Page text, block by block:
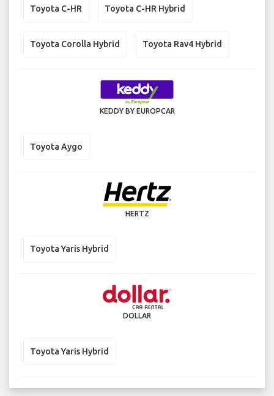
Toyota C-HR Toyota C-HR Hybrid
Toyota Corolla Hybrid Toyota Rav4 Hybrid
KEDDY BY EUROPCAR
Toyota Aygo
HERTZ
Toyota Yaris Hybrid
DOLLAR
Toyota Yaris Hybrid